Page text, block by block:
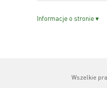
Informacje o stronie ▾
Wszelkie